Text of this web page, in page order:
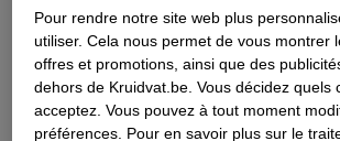
Pour rendre notre site web plus
utiliser. Cela nous permet de vous montrer
offres et promotions, ainsi que des
dehors de Kruidvat.be. Vous décidez quels
acceptez. Vous pouvez à tout moment
préférences. Pour en savoir plus sur le